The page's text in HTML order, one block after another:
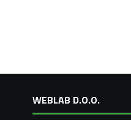
WEBLAB D.O.O.